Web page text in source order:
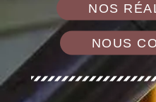
NOS
NOUS